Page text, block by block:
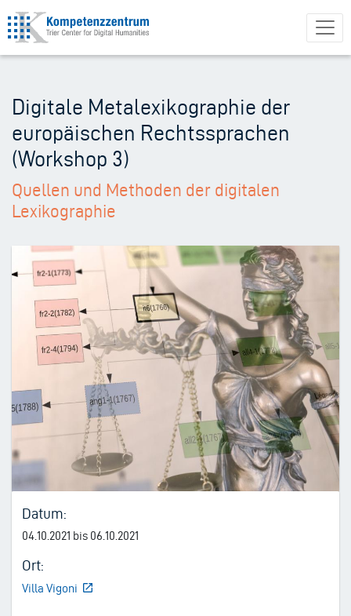
Direkt
zum
Inhalt
Digitale Metalexikographie der
europäischen Rechtssprachen
(Workshop 3)
Quellen und Methoden der digitalen
Lexikographie
Datum:
04.10.2021 bis 06.10.2021
Ort:
Villa Vigoni